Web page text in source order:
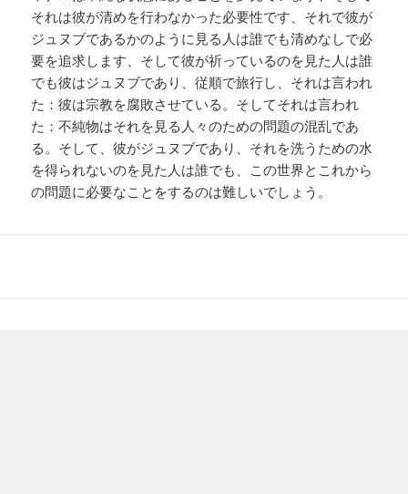
それは彼が清めを行わなかった必要性です、それで彼が
ジュヌブであるかのように見る人は誰でも清めなしで必
要を追求します、そして彼が祈っているのを見た人は誰
でも彼はジュヌブであり、従順で旅行し、それは言われ
た：彼は宗教を腐敗させている。そしてそれは言われ
た：不純物はそれを見る人々のための問題の混乱であ
る。そして、彼がジュヌブであり、それを洗うための水
を得られないのを見た人は誰でも、この世界とこれから
の問題に必要なことをするのは難しいでしょう。